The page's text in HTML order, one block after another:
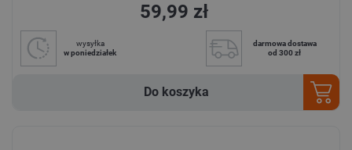
59,99 zł
wysyłka
w poniedziałek
darmowa dostawa
od 300 zł
Do koszyka